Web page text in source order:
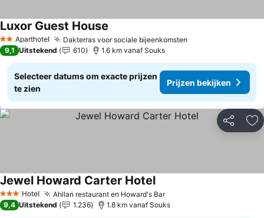
2 SterrenAparthotel Dakterras voor sociale bijeenkomsten
Luxor Guest House
9,1 Uitstekend 610 1.6 km vanaf Souks
Selecteer datums om exacte prijzen
te zien
Prijzen bekijken
Delen
3 SterrenHotel Ahllan restaurant en Howard's BarPrijzen bekijken
Jewel Howard Carter HotelPrijzen bekijken
9,4 Uitstekend 1.236 1.8 km vanaf Souks